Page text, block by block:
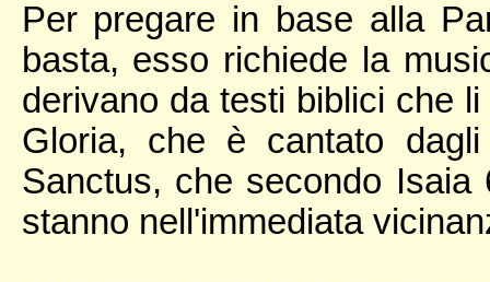
Per pregare in base alla
basta, esso richiede la
derivano da testi biblici che
Gloria, che è cantato
Sanctus, che secondo
stanno nell'immediata